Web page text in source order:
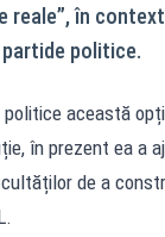
reale”, în
politice.
această
în prezent ea a
de a